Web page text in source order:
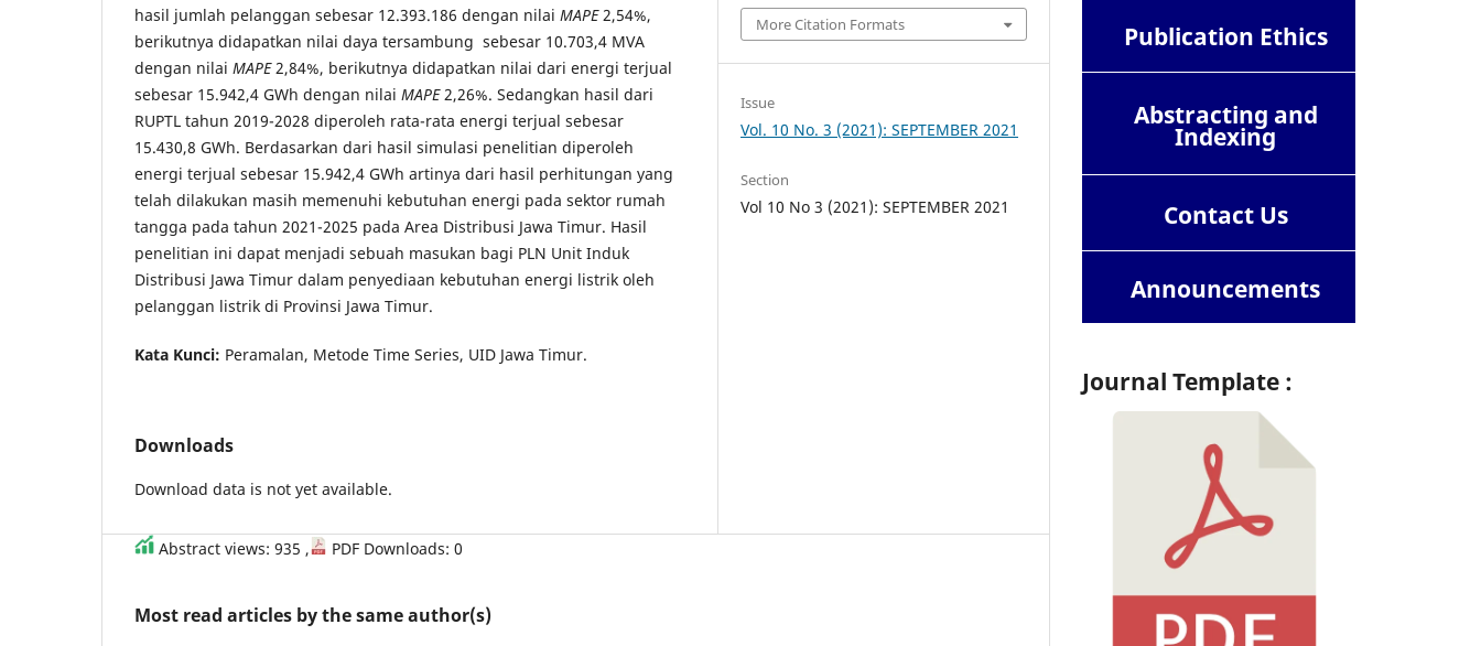
hasil jumlah pelanggan sebesar 12.393.186 dengan nilai MAPE2,54%,
berikutnya didapatkan nilai daya tersambung sebesar 10.703,4 MVA
dengan nilai MAPE2,84%, berikutnya didapatkan nilai dari energi terjual
sebesar 15.942,4 GWh dengan nilai MAPE2,26%. Sedangkan hasil dari
RUPTL tahun 2019-2028 diperoleh rata-rata energi terjual sebesar
15.430,8 GWh. Berdasarkan dari hasil simulasi penelitian diperoleh
energi terjual sebesar 15.942,4 GWh artinya dari hasil perhitungan yang
telah dilakukan masih memenuhi kebutuhan energi pada sektor rumah
tangga pada tahun 2021-2025 pada Area Distribusi Jawa Timur. Hasil
penelitian ini dapat menjadi sebuah masukan bagi PLN Unit Induk
Distribusi Jawa Timur dalam penyediaan kebutuhan energi listrik oleh
pelanggan listrik di Provinsi Jawa Timur.
Kata Kunci: Peramalan, Metode Time Series, UID Jawa Timur.
Downloads
Download data is not yet available.
More Citation Formats
Issue
Vol. 10 No. 3 (2021): SEPTEMBER 2021
Section
Vol 10 No 3 (2021): SEPTEMBER 2021
Abstract views: 935 , PDF Downloads: 0
Most read articles by the same author(s)
Publication Ethics
Abstracting and
Indexing
ContactUs
Announcements
Journal Template :